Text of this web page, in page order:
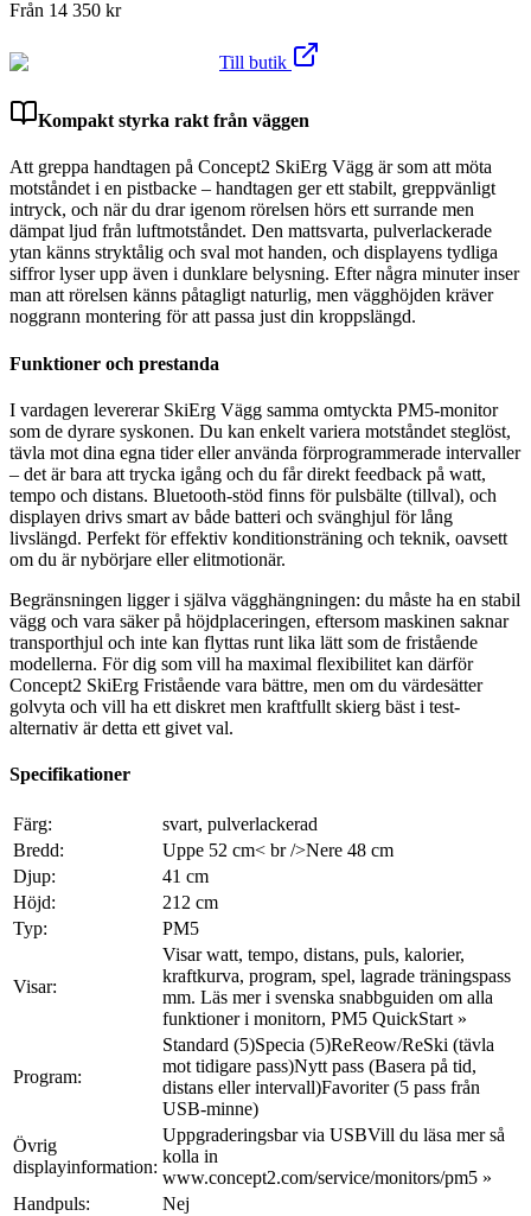
Från 14 350 kr
Till butik
Kompakt styrka rakt från väggen
Att greppa handtagen på Concept2 SkiErg Vägg är som att möta
motståndet i en pistbacke – handtagen ger ett stabilt, greppvänligt
intryck, och när du drar igenom rörelsen hörs ett surrande men
dämpat ljud från luftmotståndet. Den mattsvarta, pulverlackerade
ytan känns stryktålig och sval mot handen, och displayens tydliga
siffror lyser upp även i dunklare belysning. Efter några minuter inser
man att rörelsen känns påtagligt naturlig, men vägghöjden kräver
noggrann montering för att passa just din kroppslängd.
Funktioner och prestanda
I vardagen levererar SkiErg Vägg samma omtyckta PM5-monitor
som de dyrare syskonen. Du kan enkelt variera motståndet steglöst,
tävla mot dina egna tider eller använda förprogrammerade intervaller
– det är bara att trycka igång och du får direkt feedback på watt,
tempo och distans. Bluetooth-stöd finns för pulsbälte (tillval), och
displayen drivs smart av både batteri och svänghjul för lång
livslängd. Perfekt för effektiv konditionsträning och teknik, oavsett
om du är nybörjare eller elitmotionär.
Begränsningen ligger i själva vägghängningen: du måste ha en stabil
vägg och vara säker på höjdplaceringen, eftersom maskinen saknar
transporthjul och inte kan flyttas runt lika lätt som de fristående
modellerna. För dig som vill ha maximal flexibilitet kan därför
Concept2 SkiErg Fristående vara bättre, men om du värdesätter
golvyta och vill ha ett diskret men kraftfullt skierg bäst i test-
alternativ är detta ett givet val.
Specifikationer
Färg:
svart, pulverlackerad
Bredd:
Uppe 52 cm< br />Nere 48 cm
Djup:
41 cm
Höjd:
212 cm
Typ:
PM5
Visar:
Visar watt, tempo, distans, puls, kalorier,
kraftkurva, program, spel, lagrade träningspass
mm. Läs mer i svenska snabbguiden om alla
funktioner i monitorn, PM5 QuickStart »
Program:
Standard (5)Specia (5)ReReow/ReSki (tävla
mot tidigare pass)Nytt pass (Basera på tid,
distans eller intervall)Favoriter (5 pass från
USB-minne)
Övrig
displayinformation:
Uppgraderingsbar via USBVill du läsa mer så
kolla in
www.concept2.com/service/monitors/pm5 »
Handpuls:
Nej